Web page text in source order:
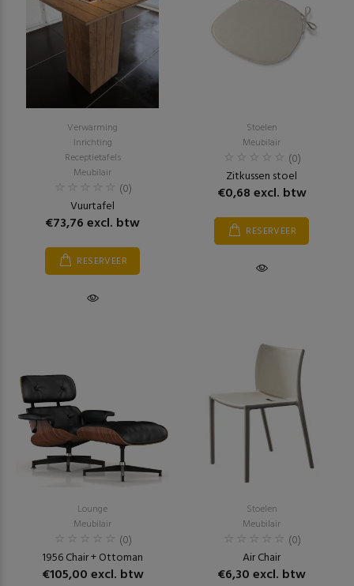
Verwarming
Inrichting
Receptietafels
Meubilair
(0)
Vuurtafel
€73,76 excl. btw
RESERVEER
Stoelen
Meubilair
(0)
Zitkussen stoel
€0,68 excl. btw
RESERVEER
Lounge
Meubilair
(0)
1956 Chair + Ottoman
€105,00 excl. btw
Stoelen
Meubilair
(0)
Air Chair
€6,30 excl. btw